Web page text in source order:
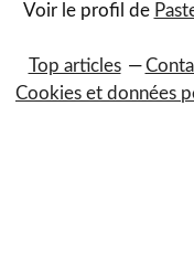
Voir le profil de
Top articles
Cookies et données